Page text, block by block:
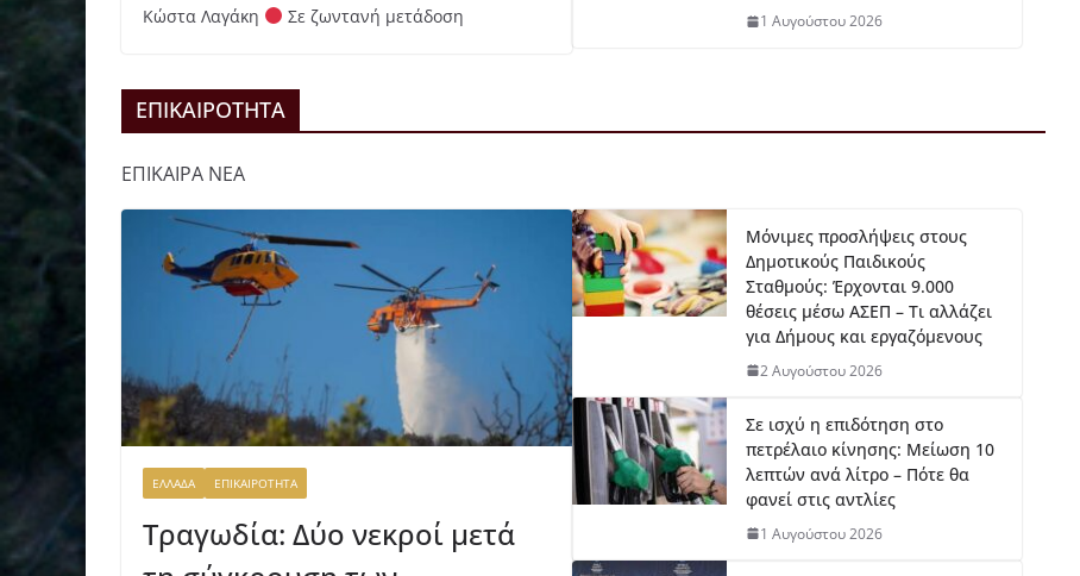
Κώστα Λαγάκη
Σε ζωντανή μετάδοση 1 Αυγούστου 2026
ΕΠΙΚΑΙΡΟΤΗΤΑ
ΕΠΙΚΑΙΡΑ ΝΕΑ
ΕΛΛΑΔΑ ΕΠΙΚΑΙΡΟΤΗΤΑ
Τραγωδία: Δύο νεκροί μετά
Μόνιμες προσλήψεις στους
Δημοτικούς Παιδικούς
Σταθμούς: Έρχονται 9.000
θέσεις μέσω ΑΣΕΠ – Τι αλλάζει
για Δήμους και εργαζόμενους
2 Αυγούστου 2026
Σε ισχύ η επιδότηση στο
πετρέλαιο κίνησης: Μείωση 10
λεπτών ανά λίτρο – Πότε θα
φανεί στις αντλίες
1 Αυγούστου 2026